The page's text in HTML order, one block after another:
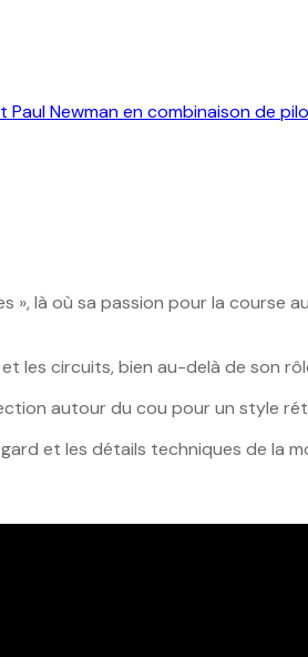
», là où sa passion pour la course
les circuits, bien au-delà de son
autour du cou pour un style
et les détails techniques de la